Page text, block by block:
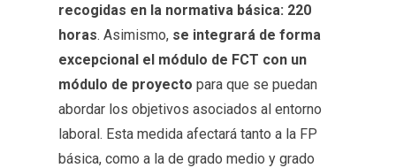
recogidas en la normativa básica: 220
horas. Asimismo, se integrará de forma
excepcional el módulo de FCT con un
módulo de proyecto para que se puedan
abordar los objetivos asociados al entorno
laboral. Esta medida afectará tanto a la FP
básica, como a la de grado medio y grado